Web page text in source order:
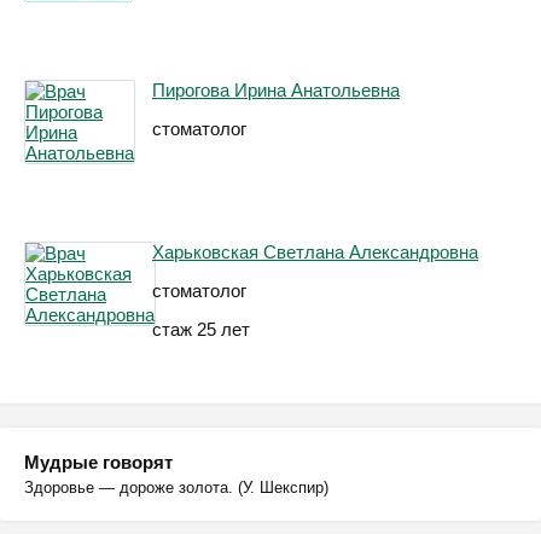
Пирогова Ирина Анатольевна
стоматолог
Харьковская Светлана Александровна
стоматолог
стаж 25 лет
Мудрые говорят
Здоровье — дороже золота. (У. Шекспир)